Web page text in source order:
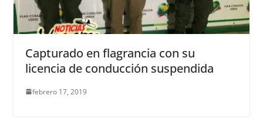
Capturado en flagrancia con su
licencia de conducción suspendida
febrero 17, 2019